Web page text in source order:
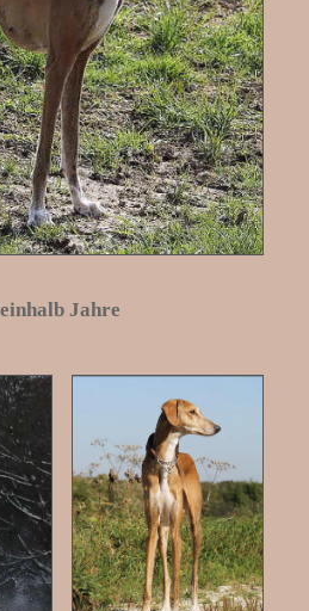
Jahre